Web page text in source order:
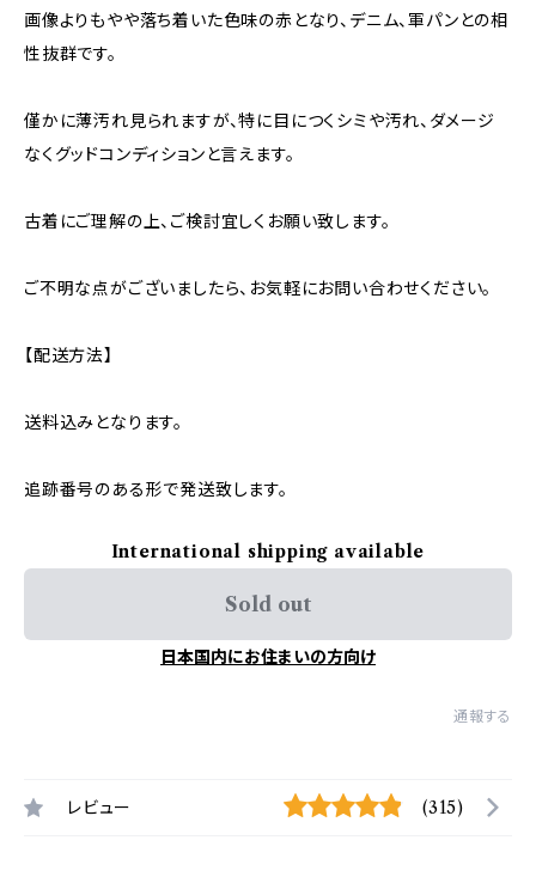
画像よりもやや落ち着いた色味の赤となり、デニム、軍パンとの相
性抜群です。
僅かに薄汚れ見られますが、特に目につくシミや汚れ、ダメージ
なくグッドコンディションと言えます。
古着にご理解の上、ご検討宜しくお願い致します。
ご不明な点がございましたら、お気軽にお問い合わせください。
【配送方法】
送料込みとなります。
追跡番号のある形で発送致します。
International shipping available
Sold out
日本国内にお住まいの方向け
通報する
レビュー (315)